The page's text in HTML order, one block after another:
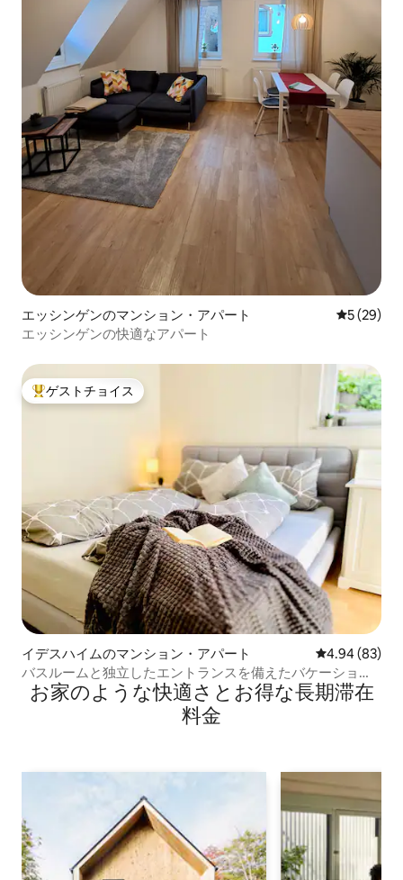
エッシンゲンのマンション・アパート レビュー
5 (29)
エッシンゲンの快適なアパート
大好評のゲストチョイスです。
ゲストチョイス
イデスハイムのマンション・アパート レビュー83
4.94 (83)
バスルームと独立したエントランスを備えたバケーション
ルーム
お家のような快⁠適⁠さ⁠とお⁠得⁠な長⁠期⁠滞⁠在
料⁠金